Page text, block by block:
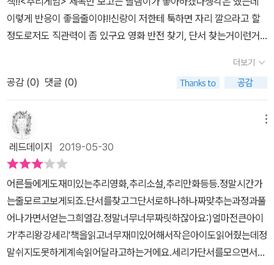
야하거든요한가지의 방시으로 푸는게 아니라 여러가지 생각을 통해
서 다양한 방법으로 접근하다보니문제해결능력 또한 추리력, 논리력
못지않게 키워줄 수 있을것 같아서 시리즈로 더 많은 추리 게임들이
나왔으면 좋겠다 싶었어요 아이들이 직접 명탐정 홈스가 되어 하나
하나 수수께끼를 풀어나가기 시작했어요물론 문제에는 난이도가 나
는 문제도 있었어요그런데 어려운 난이도라고 해도 아이가 접근하는
방식에 따라, 단서의 의미를 빨리 파악하느냐에 따라 빨리 답을 찾을
수 있다보니굳이 먼저 엄마가 힌트를 줄필요는 없을것 같았어요 그
림도 귀엽고, 문제도 이야기 형식이라 너무 재미있었어요명탐정 코난
에서도 하나의 에피소드안에서 범인을 찾는데 조금 비슷하다는 생각
도 들었어요그래서 아이들이 더 재미있어하고 한 문제라도 더 풀려고
하는것 같았어요​​ 정답이 간단한것 처럼 보였지만 곰곰이 생각해보아
야했고답을 알면 빵터질때도 있었어요어떤 답은 논리적이면서도 어
떤 답은 넌센스 같기도 했거든요딱 초등 저학년 아이들의 눈높이라서
이렇게 반응이 좋을줄이야!!신랑이 저한테 툭하면 자리 깔으라고 할
정도로저도 직관력이 좀 있구요 영화 반전 찾기, 단서 찾는거이런거
고허를 찌르는 추리 결과가 많아서 딸램이랑무릎 탁~!! 치게 만들더
라구요 ㅋㅋㅋㅋㅋㅋ논리력과 상상력을 필요로 하는 <추리게임>​​ 페
이지 한 장에 추리가 1개씩 담겨있어요제목부터가 등골 오싹하게 만
듭니다도둑이야!할아버지의 유산말 없는 목격자새벽의 노크소리희한
한 절도 사건반갑지 않은 소나기(어오...이거 진짜 대박이였음!!!)도망
칠 수 없는 교도소들판의 낯선 이미스터리한 살인 사건블라스 씨의
승강기ㅎㅎㅎㅎ어떠세요?! 뭔가 느낌 쎄~~하지요?!거대한 선박, 학
교, 교도소, 골동품 상점, 왕국의 정원 등 개성 넘치는 배경도 한 몫합
니다딸램이는 사건 인트로 읽을때마다 어찌나호들갑을 떨어대는
지...'허~~~억!!!!!살인 사건이래!!''엄마...무서워~~!!!!''꺄~~무
덤!!!''헐~대박 사건!!!!'아오 ㅋㅋㅋㅋㅋㅋ 사건은 1부터 6까지 난위도
로 구성되어 있어요난위도에 따라 점수도 달라요왜 점수가 있을까
더보기
공감 (0) 댓글 (0)
레드데이지 2019-05-30
어른들에게도재미있는추리영화,추리소설,추리만화등등.정말시간가
는줄모르고보게되죠.단서를찾고그단서로하나하나짜맞추는과정과풀
어나가면서얻는그희열감.정말너무너무짜릿하잖아요:)얼마전큰아이
가'추리왕강세리'책을읽고너무재미있어해서작은아이도읽어줬는데정
말쉬지도못하게계속읽어달라고하는거에요.세리가단서를모으면서하